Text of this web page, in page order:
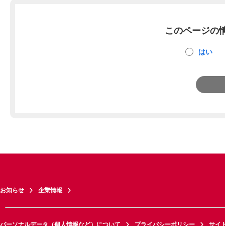
このページの
はい
お知らせ 企業情報
パーソナルデータ（個人情報など）について プライバシーポリシー
サイ